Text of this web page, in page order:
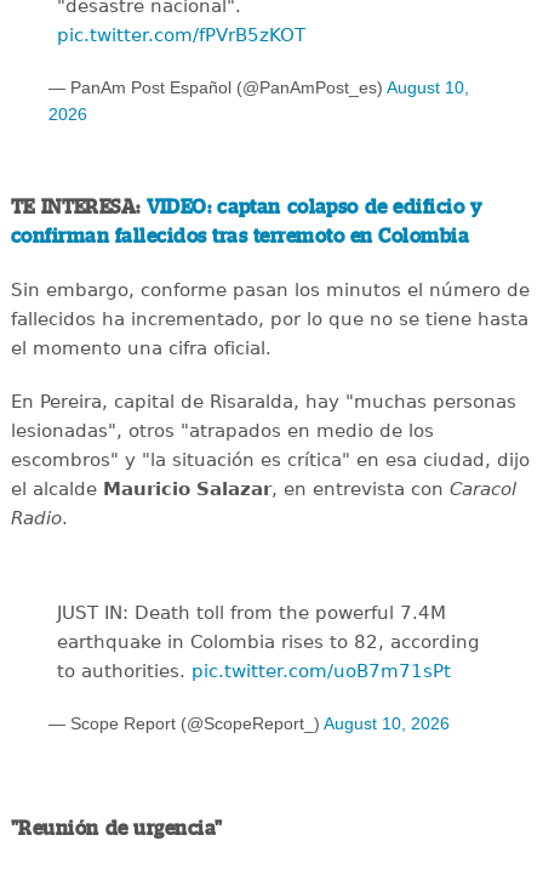
"desastre nacional".
pic.twitter.com/fPVrB5zKOT
— PanAm Post Español (@PanAmPost_es) August 10,
2026
TE INTERESA: VIDEO: captan colapso de edificio y
confirman fallecidos tras terremoto en Colombia
Sin embargo, conforme pasan los minutos el número de
fallecidos ha incrementado, por lo que no se tiene hasta
el momento una cifra oficial.
En Pereira, capital de Risaralda, hay "muchas personas
lesionadas", otros "atrapados en medio de los
escombros" y "la situación es crítica" en esa ciudad, dijo
el alcalde Mauricio Salazar, en entrevista con Caracol
Radio.
JUST IN: Death toll from the powerful 7.4M
earthquake in Colombia rises to 82, according
to authorities. pic.twitter.com/uoB7m71sPt
— Scope Report (@ScopeReport_) August 10, 2026
"Reunión de urgencia"